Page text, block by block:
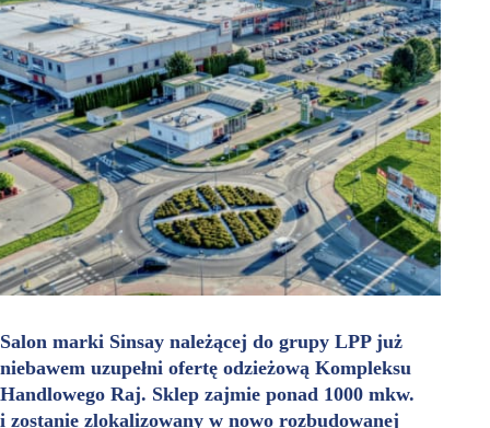
Salon marki Sinsay należącej do grupy LPP już
niebawem uzupełni ofertę odzieżową Kompleksu
Handlowego Raj. Sklep zajmie ponad 1000 mkw.
i zostanie zlokalizowany w nowo rozbudowanej